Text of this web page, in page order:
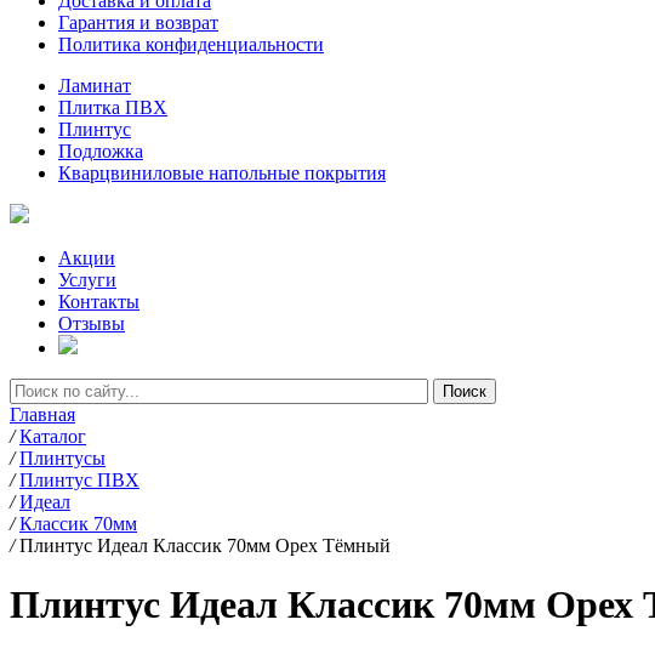
Гарантия и возврат
Политика конфиденциальности
Ламинат
Плитка ПВХ
Плинтус
Подложка
Кварцвиниловые напольные покрытия
Акции
Услуги
Контакты
Отзывы
Главная
/ Каталог
/ Плинтусы
/ Плинтус ПВХ
/ Идеал
/ Классик 70мм
/ Плинтус Идеал Классик 70мм Орех Тёмный
Плинтус Идеал Классик 70мм Орех